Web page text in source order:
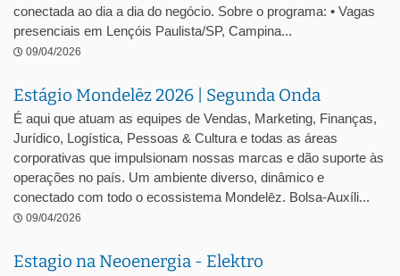
conectada ao dia a dia do negócio. Sobre o programa: • Vagas
presenciais em Lençóis Paulista/SP, Campina...
09/04/2026
Estágio Mondelēz 2026 | Segunda Onda
É aqui que atuam as equipes de Vendas, Marketing, Finanças,
Jurídico, Logística, Pessoas & Cultura e todas as áreas
corporativas que impulsionam nossas marcas e dão suporte às
operações no país. Um ambiente diverso, dinâmico e
conectado com todo o ecossistema Mondelēz. Bolsa-Auxíli...
09/04/2026
Estagio na Neoenergia - Elektro